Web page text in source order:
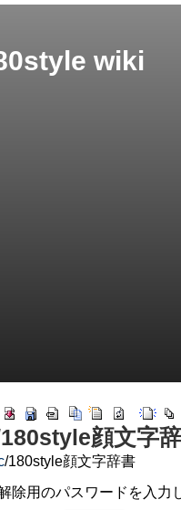
wiki
顔文字
/180style顔文字辞書
除用のパスワードを入力